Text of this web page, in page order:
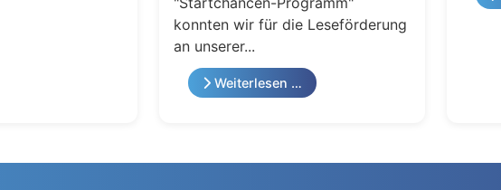
konnten wir für die Leseförderung
an unserer...
Weiterlesen …